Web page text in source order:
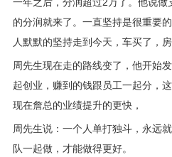
的分润就来了。一直坚持是很重要
人默默的坚持走到今天，车买了，房
周先生现在走的路线变了，他开始
起创业，赚到的钱跟员工一起分，
现在詹总的业绩提升的更快，
周先生说：一个人单打独斗，永远
队一起做，才能做得更好。